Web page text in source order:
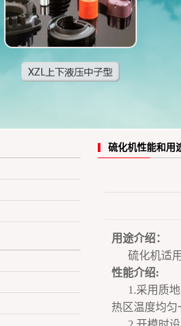
硫化机性能和用
用途介绍：
硫化机适用
性能介绍:
1.采用质
热区温度均匀